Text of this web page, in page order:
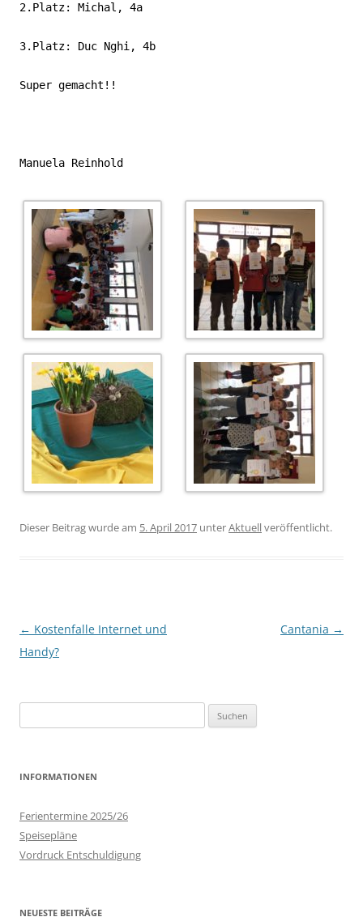
2.Platz: Michal, 4a
3.Platz: Duc Nghi, 4b
Super gemacht!!
Manuela Reinhold
Dieser Beitrag wurde am 5. April 2017 unterAktuellveröffentlicht.
Beitrags-
Navigation
← Kostenfalle Internet und
Handy?
Cantania →
nach:
INFORMATIONEN
Ferientermine 2025/26
Speisepläne
Vordruck Entschuldigung
NEUESTE BEITRÄGE